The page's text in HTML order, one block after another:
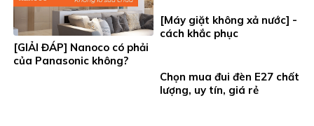
[GIẢI ĐÁP] Nanoco có phải
của Panasonic không?
[Máy giặt không xả nước] -
cách khắc phục
Chọn mua đui đèn E27 chất
lượng, uy tín, giá rẻ